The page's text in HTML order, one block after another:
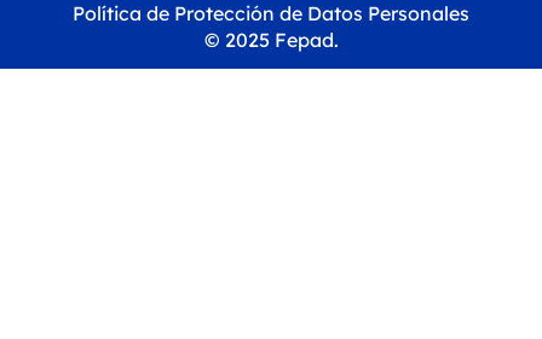
© 2025 Fepad.
Política de Protección de Datos Personales